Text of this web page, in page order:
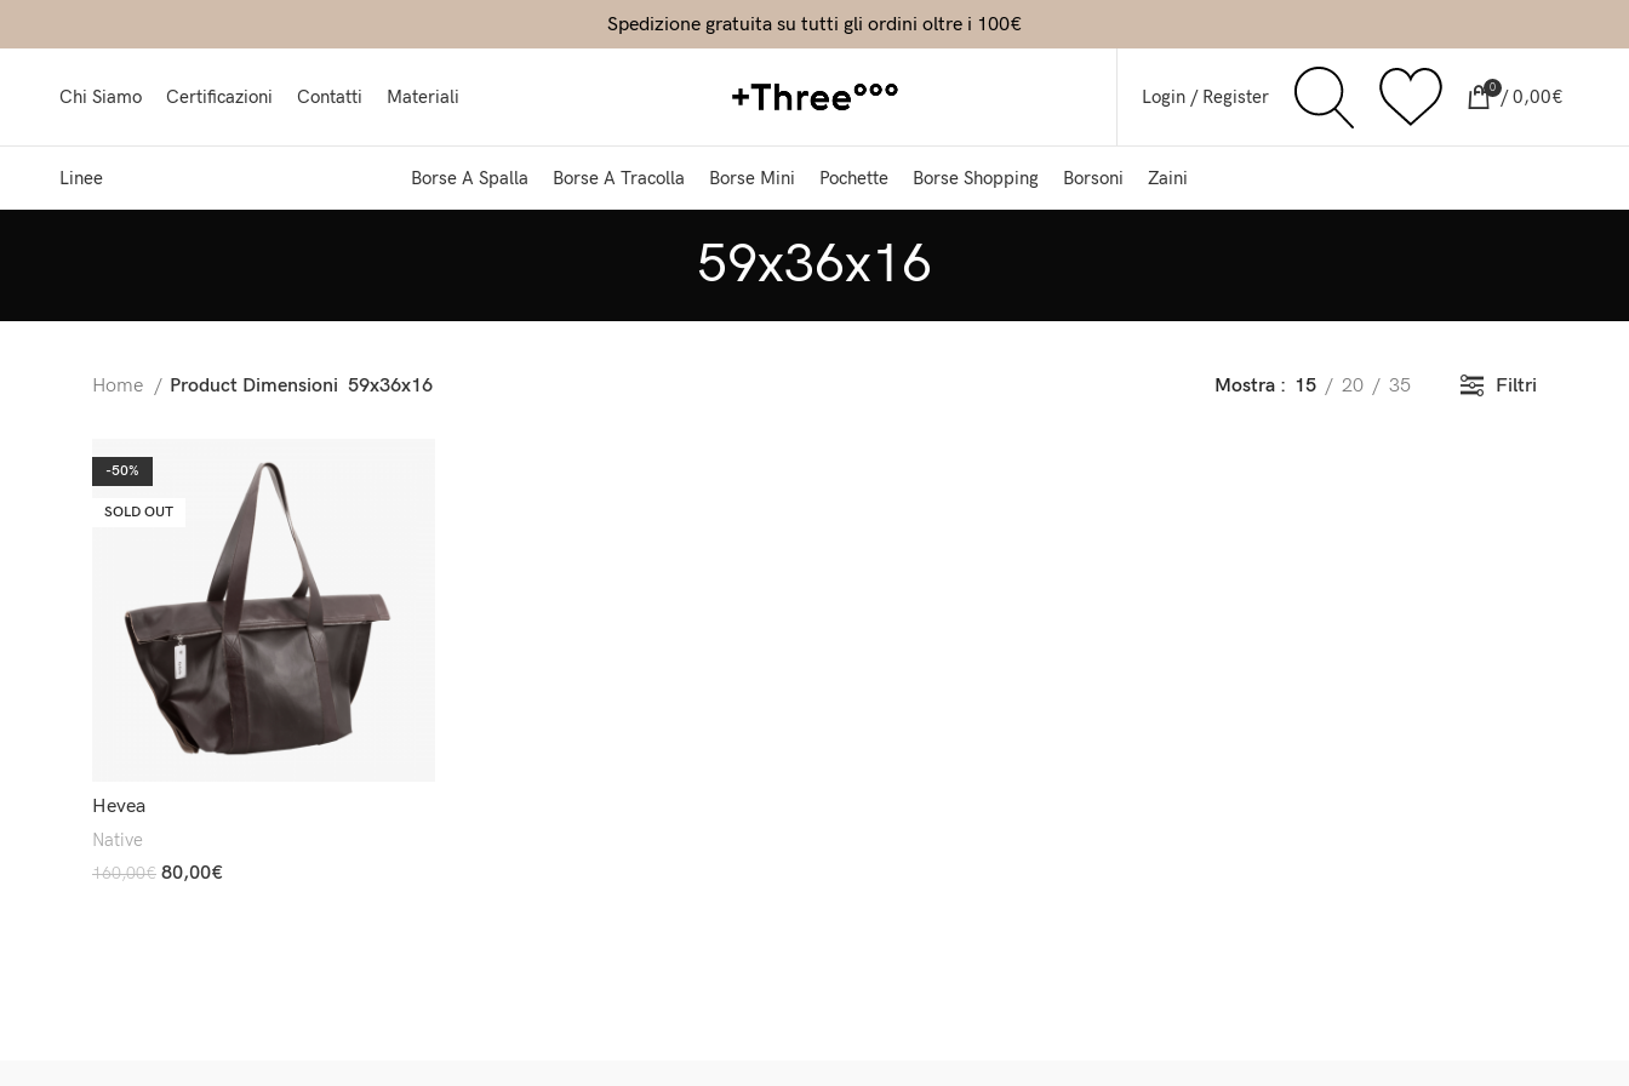
Chi Siamo Certificazioni Contatti Materiali Login / Register 0 / 0,00€
Linee Borse A Spalla Borse A Tracolla Borse Mini Pochette Borse Shopping Borsoni Zaini
59x36x16
Home Product Dimensioni 59x36x16 Mostra 15 20 35 Filtri
-50%
SOLD OUT
Hevea
Native
160,00€ 80,00€
Spedizione gratuita su tutti gli ordini oltre i 100€